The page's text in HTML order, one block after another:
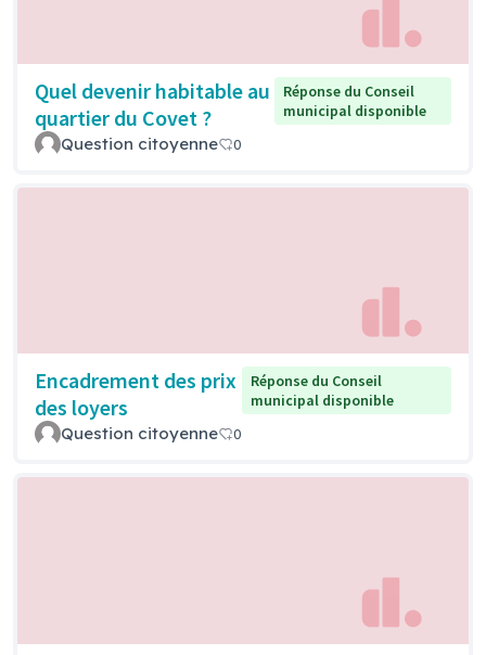
Quel devenir habitable au
quartier du Covet ?
Réponse du Conseil
municipal disponible
Question citoyenne 0
Encadrement des prix
des loyers
Réponse du Conseil
municipal disponible
Question citoyenne 0